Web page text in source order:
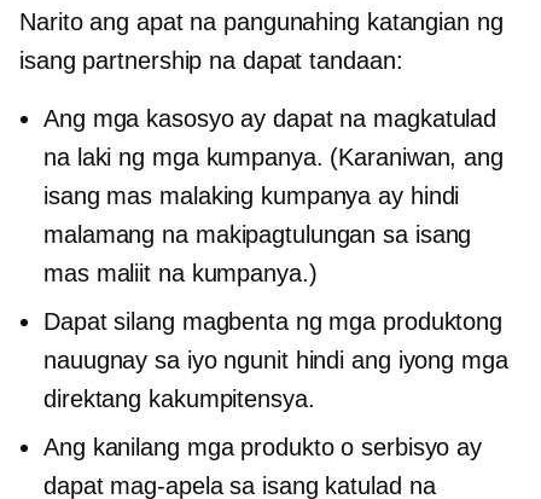
Narito ang apat na pangunahing katangian ng
isang partnership na dapat tandaan:
Ang mga kasosyo ay dapat na magkatulad
na laki ng mga kumpanya. (Karaniwan, ang
isang mas malaking kumpanya ay hindi
malamang na makipagtulungan sa isang
mas maliit na kumpanya.)
Dapat silang magbenta ng mga produktong
nauugnay sa iyo ngunit hindi ang iyong mga
direktang kakumpitensya.
Ang kanilang mga produkto o serbisyo ay
dapat mag-apela sa isang katulad na